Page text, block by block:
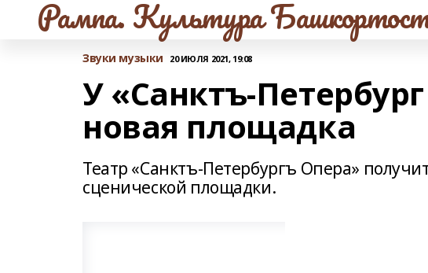
Рампа. Культура
Звуки музыки 20 ИЮЛЯ 2021, 19:08
У «Санктъ-
новая площадка
Театр «Санктъ-Петербургъ Опера»
сценической площадки.